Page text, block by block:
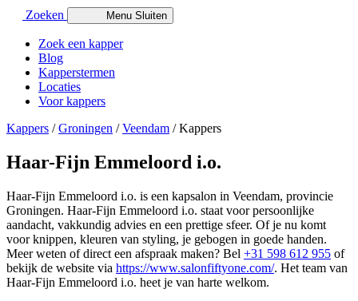
Zoeken Menu Sluiten
Zoek een kapper
Blog
Kapperstermen
Locaties
Voor kappers
Kappers /Groningen /Veendam /Kappers
Haar-Fijn Emmeloord i.o.
Haar-Fijn Emmeloord i.o. is een kapsalon in Veendam, provincie
Groningen. Haar-Fijn Emmeloord i.o. staat voor persoonlijke
aandacht, vakkundig advies en een prettige sfeer. Of je nu komt
voor knippen, kleuren van styling, je gebogen in goede handen.
Meer weten of direct een afspraak maken? Bel +31 598 612 955 of
bekijk de website via https://www.salonfiftyone.com/. Het team van
Haar-Fijn Emmeloord i.o. heet je van harte welkom.